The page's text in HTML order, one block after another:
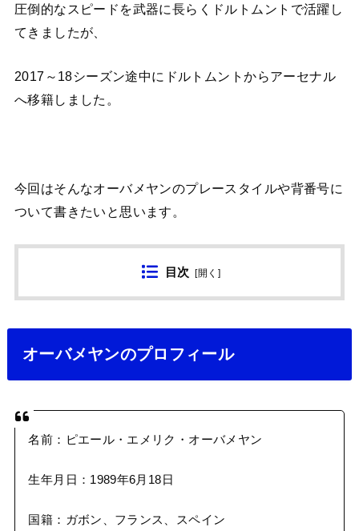
圧倒的なスピードを武器に長らくドルトムントで活躍し
てきましたが、
2017～18シーズン途中にドルトムントからアーセナル
へ移籍しました。
今回はそんなオーバメヤンのプレースタイルや背番号に
ついて書きたいと思います。
目次 [開く ]
オーバメヤンのプロフィール
名前：ピエール・エメリク・オーバメヤン
生年月日：1989年6月18日
国籍：ガボン、フランス、スペイン